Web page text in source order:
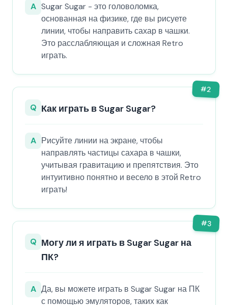
A Sugar Sugar - это головоломка,
основанная на физике, где вы рисуете
линии, чтобы направить сахар в чашки.
Это расслабляющая и сложная Retro
играть.
#2
Q Как играть в Sugar Sugar?
A Рисуйте линии на экране, чтобы
направлять частицы сахара в чашки,
учитывая гравитацию и препятствия. Это
интуитивно понятно и весело в этой Retro
играть!
#3
Q Могу ли я играть в Sugar Sugar на
ПК?
A Да, вы можете играть в Sugar Sugar на ПК
с помощью эмуляторов, таких как